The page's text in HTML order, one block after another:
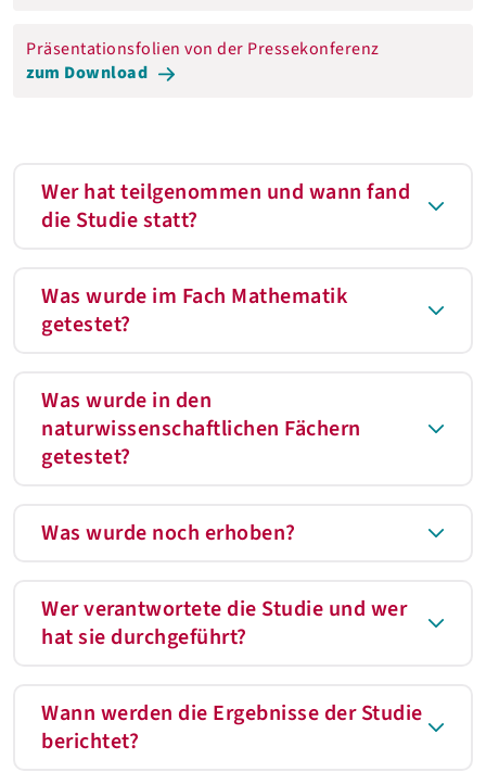
Präsentationsfolien von der Pressekonferenz
zum Download
Wer hat teilgenommen und wann fand
die Studie statt?
Was wurde im Fach Mathematik
getestet?
Was wurde in den
naturwissenschaftlichen Fächern
getestet?
Was wurde noch erhoben?
Wer verantwortete die Studie und wer
hat sie durchgeführt?
Wann werden die Ergebnisse der Studie
berichtet?